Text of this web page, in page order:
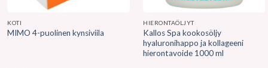
KOTI
MIMO 4-puolinen kynsiviila
HIERONTAÖLJYT
Kallos Spa kookosöljy
hyaluronihappo ja kollageeni
hierontavoide 1000 ml